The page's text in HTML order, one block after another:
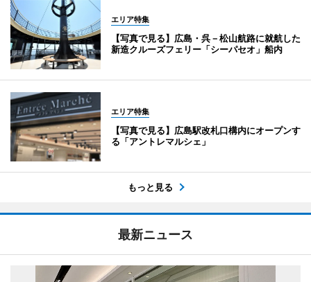
エリア特集
【写真で見る】広島・呉－松山航路に就航した
新造クルーズフェリー「シーパセオ」船内
エリア特集
【写真で見る】広島駅改札口構内にオープンす
る「アントレマルシェ」
もっと見る
最新ニュース